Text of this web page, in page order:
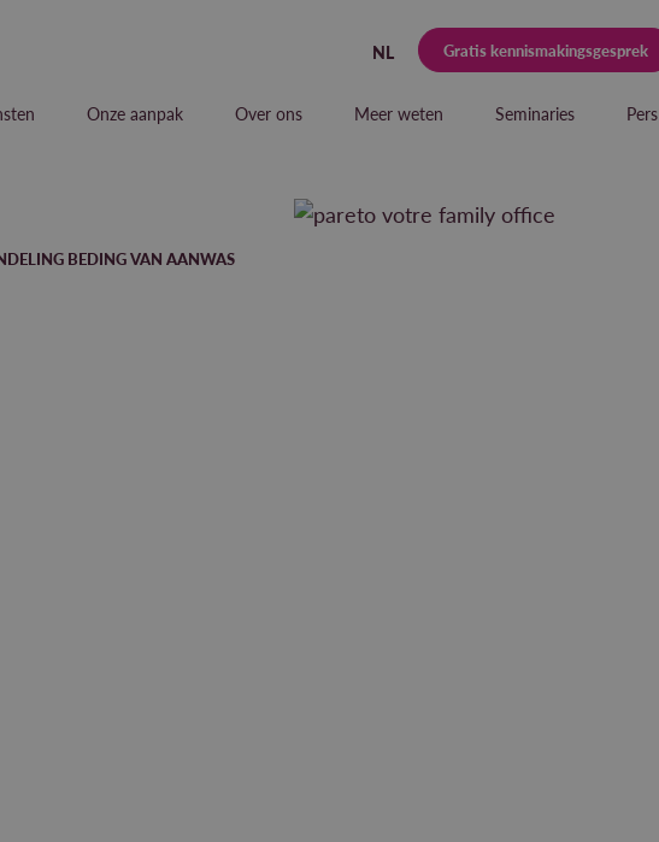
NL Gratis kennismakingsgesprek
Onze aanpak Over ons Meer weten Seminaries Pers
BEDING VAN AANWAS